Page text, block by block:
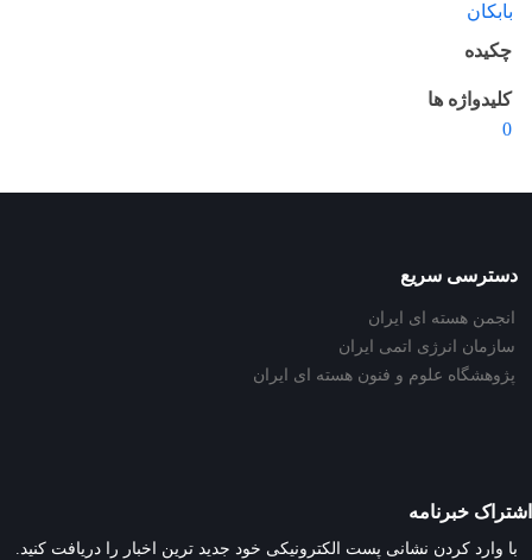
بابکان
چکیده
کلیدواژه ها
0
دسترسی سریع
انجمن هسته ای ایران
سازمان انرژی اتمی ایران
پژوهشگاه علوم و فنون هسته ای ایران
اشتراک خبرنامه
با وارد کردن نشانی پست الکترونیکی خود جدید ترین اخبار را دریافت کنید.